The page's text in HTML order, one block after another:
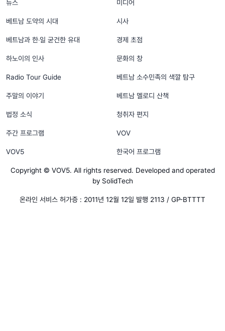
뉴스 미디어
베트남 도약의 시대 시사
베트남과 한‧일 굳건한 유대 경제 초점
하노이의 인사 문화의 창
Radio Tour Guide 베트남 소수민족의 색깔 탐구
주말의 이야기 베트남 멜로디 산책
법정 소식 청취자 편지
주간 프로그램 VOV
VOV5 한국어 프로그램
Copyright © VOV5. All rights reserved. Developed and operated
by SolidTech
온라인 서비스 허가증 : 2011년 12월 12일 발행 2113 / GP-BTTTT